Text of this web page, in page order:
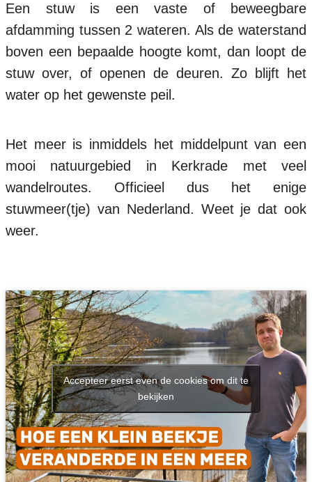
Een stuw is een vaste of beweegbare
afdamming tussen 2 wateren. Als de waterstand
boven een bepaalde hoogte komt, dan loopt de
stuw over, of openen de deuren. Zo blijft het
water op het gewenste peil.
Het meer is inmiddels het middelpunt van een
mooi natuurgebied in Kerkrade met veel
wandelroutes. Officieel dus het enige
stuwmeer(tje) van Nederland. Weet je dat ook
weer.
Accepteer eerst even de cookies om dit te
bekijken